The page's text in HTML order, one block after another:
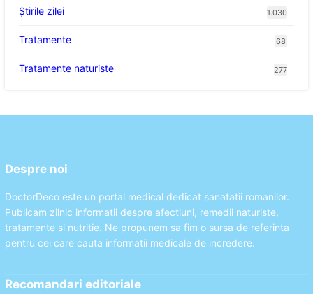
Știrile zilei 1.030
Tratamente 68
Tratamente naturiste 277
Despre noi
DoctorDeco este un portal medical dedicat sanatatii romanilor.
Publicam zilnic informatii despre afectiuni, remedii naturiste,
tratamente si nutritie. Ne propunem sa fim o sursa de referinta
pentru cei care cauta informatii medicale de incredere.
Recomandari editoriale